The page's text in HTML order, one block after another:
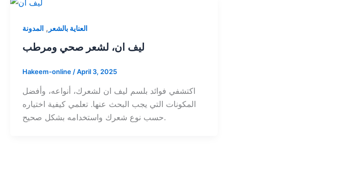
العناية بالشعر , المدونة
ليف ان، لشعر صحي ومرطب
Hakeem-online/April 3, 2025
اكتشفي فوائد بلسم ليف ان لشعرك، أنواعه، وأفضل
المكونات التي يجب البحث عنها. تعلمي كيفية اختياره
حسب نوع شعرك واستخدامه بشكل صحيح.